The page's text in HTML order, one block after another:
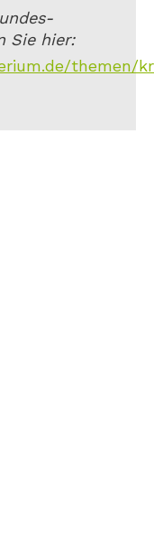
Sie hier: